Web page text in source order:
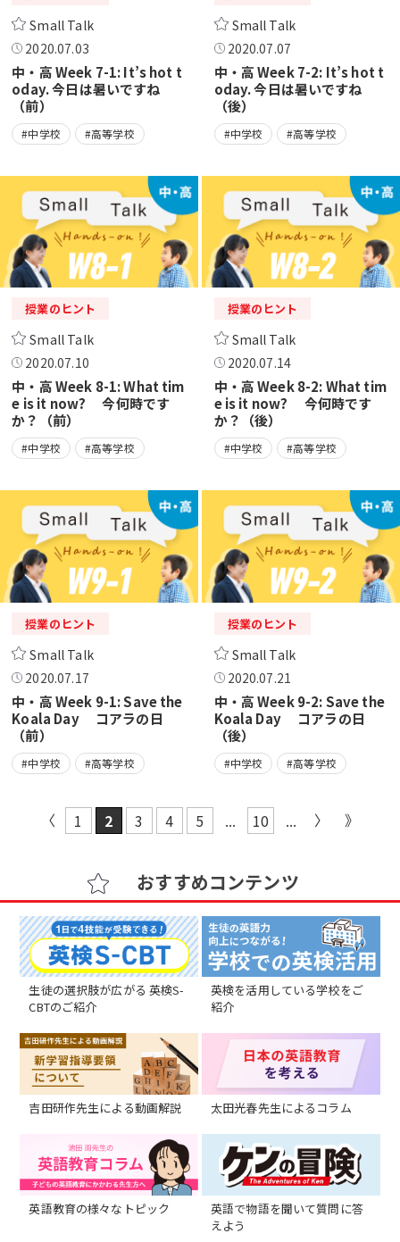
Small Talk
2020.07.03
中・高 Week 7-1: It’s hot t
oday. 今日は暑いですね
（前）
#中学校 #高等学校
Small Talk
2020.07.07
中・高 Week 7-2: It’s hot t
oday. 今日は暑いですね
（後）
#中学校 #高等学校
授業のヒント
Small Talk
2020.07.10
中・高 Week 8-1: What tim
e is it now? 今何時です
か？（前）
#中学校 #高等学校
授業のヒント
Small Talk
2020.07.14
中・高 Week 8-2: What tim
e is it now? 今何時です
か？（後）
#中学校 #高等学校
授業のヒント
Small Talk
2020.07.17
中・高 Week 9-1: Save the
Koala Day コアラの日
（前）
#中学校 #高等学校
授業のヒント
Small Talk
2020.07.21
中・高 Week 9-2: Save the
Koala Day コアラの日
（後）
#中学校 #高等学校
1 2 3 4 5 ... 10 ...
おすすめコンテンツ
生徒の選択肢が広がる 英検S-
CBTのご紹介
英検を活用している学校をご
紹介
吉田研作先生による動画解説 太田光春先生によるコラム
英語教育の様々なトピック
英語で物語を聞いて質問に答
えよう